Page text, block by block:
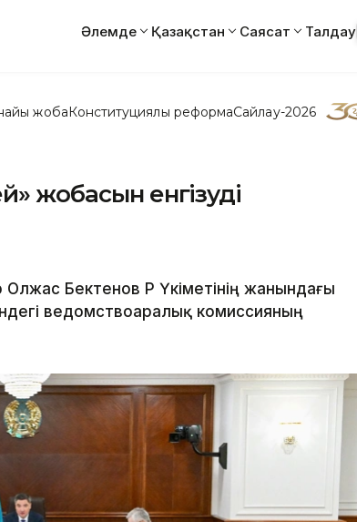
Әлемде Қазақстан Саясат Талдау
жобаКонституциялық реформаСайлау-2026
жобасын енгізуді
Бектенов ҚР Үкіметінің жанындағы
ведомствоаралық комиссияның